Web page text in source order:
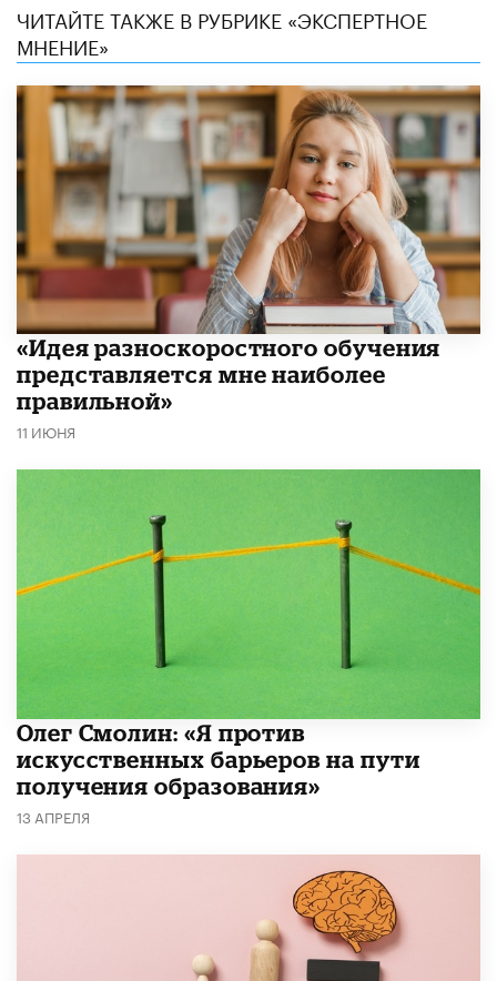
ЧИТАЙТЕ ТАКЖЕ В РУБРИКЕ «ЭКСПЕРТНОЕ
МНЕНИЕ»
«Идея разноскоростного обучения
представляется мне наиболее
правильной»
11 ИЮНЯ
Олег Смолин: «Я против
искусственных барьеров на пути
получения образования»
13 АПРЕЛЯ